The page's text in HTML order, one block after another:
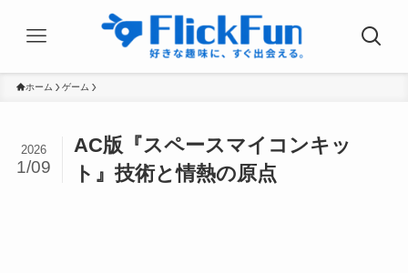
ホーム ゲーム
AC版『スペースマイコンキッ
ト』技術と情熱の原点
2026
1/09